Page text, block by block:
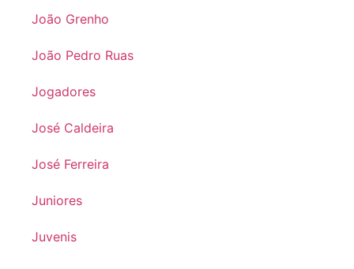
João Grenho
João Pedro Ruas
Jogadores
José Caldeira
José Ferreira
Juniores
Juvenis